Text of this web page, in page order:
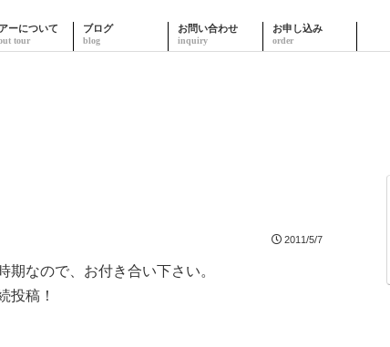
ーについて ブログ お問い合わせ お申し込み
2011/5/7
なので、お付き合い下さい。
投稿！